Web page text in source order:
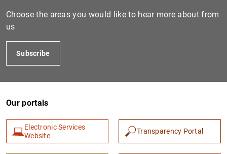
Choose the areas you would like to hear more about from
us
Subscribe
Our portals
Electronic Services
Website
Transparency Portal